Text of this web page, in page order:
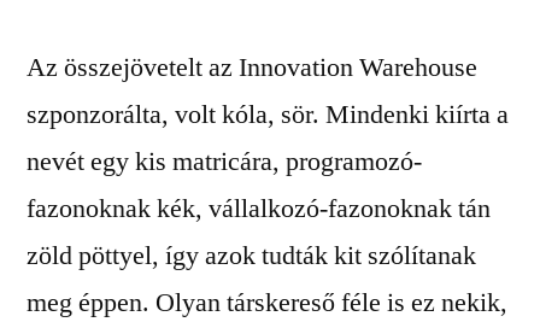
Az összejövetelt az Innovation Warehouse
szponzorálta, volt kóla, sör. Mindenki kiírta a
nevét egy kis matricára, programozó-
fazonoknak kék, vállalkozó-fazonoknak tán
zöld pöttyel, így azok tudták kit szólítanak
meg éppen. Olyan társkereső féle is ez nekik,